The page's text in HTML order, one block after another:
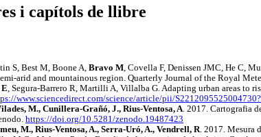
i capítols de llibre
S, Best M, Boone A, Bravo M, Covella F, Denissen JMC, He C,
arid and mountainous region. Quarterly Journal of the Royal
, Segura-Barrero R, Martilli A, Villalba G. Adapting urban areas to
www.sciencedirect.com/science/article/pii/
M., Cunillera-Grañó, J., Rius-Ventosa, A. 2017. Cartografia
https://doi.org/10.5281/zenodo.19487423
M., Rius-Ventosa, A., Serra-Uró, A., Vendrell, R. 2017. Mesura